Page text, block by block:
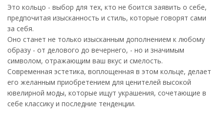
Это кольцо - выбор для тех, кто не боится заявить о себе,
предпочитая изысканность и стиль, которые говорят сами
за себя.
Оно станет не только изысканным дополнением к любому
образу - от делового до вечернего, - но и значимым
символом, отражающим ваш вкус и смелость.
Современная эстетика, воплощенная в этом кольце, делает
его желанным приобретением для ценителей высокой
ювелирной моды, которые ищут украшения, сочетающие в
себе классику и последние тенденции.